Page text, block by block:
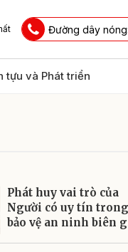
Đường dây nóng:
tựu và Phát triển
Phát huy vai trò của
Người có uy tín trong
bảo vệ an ninh biên